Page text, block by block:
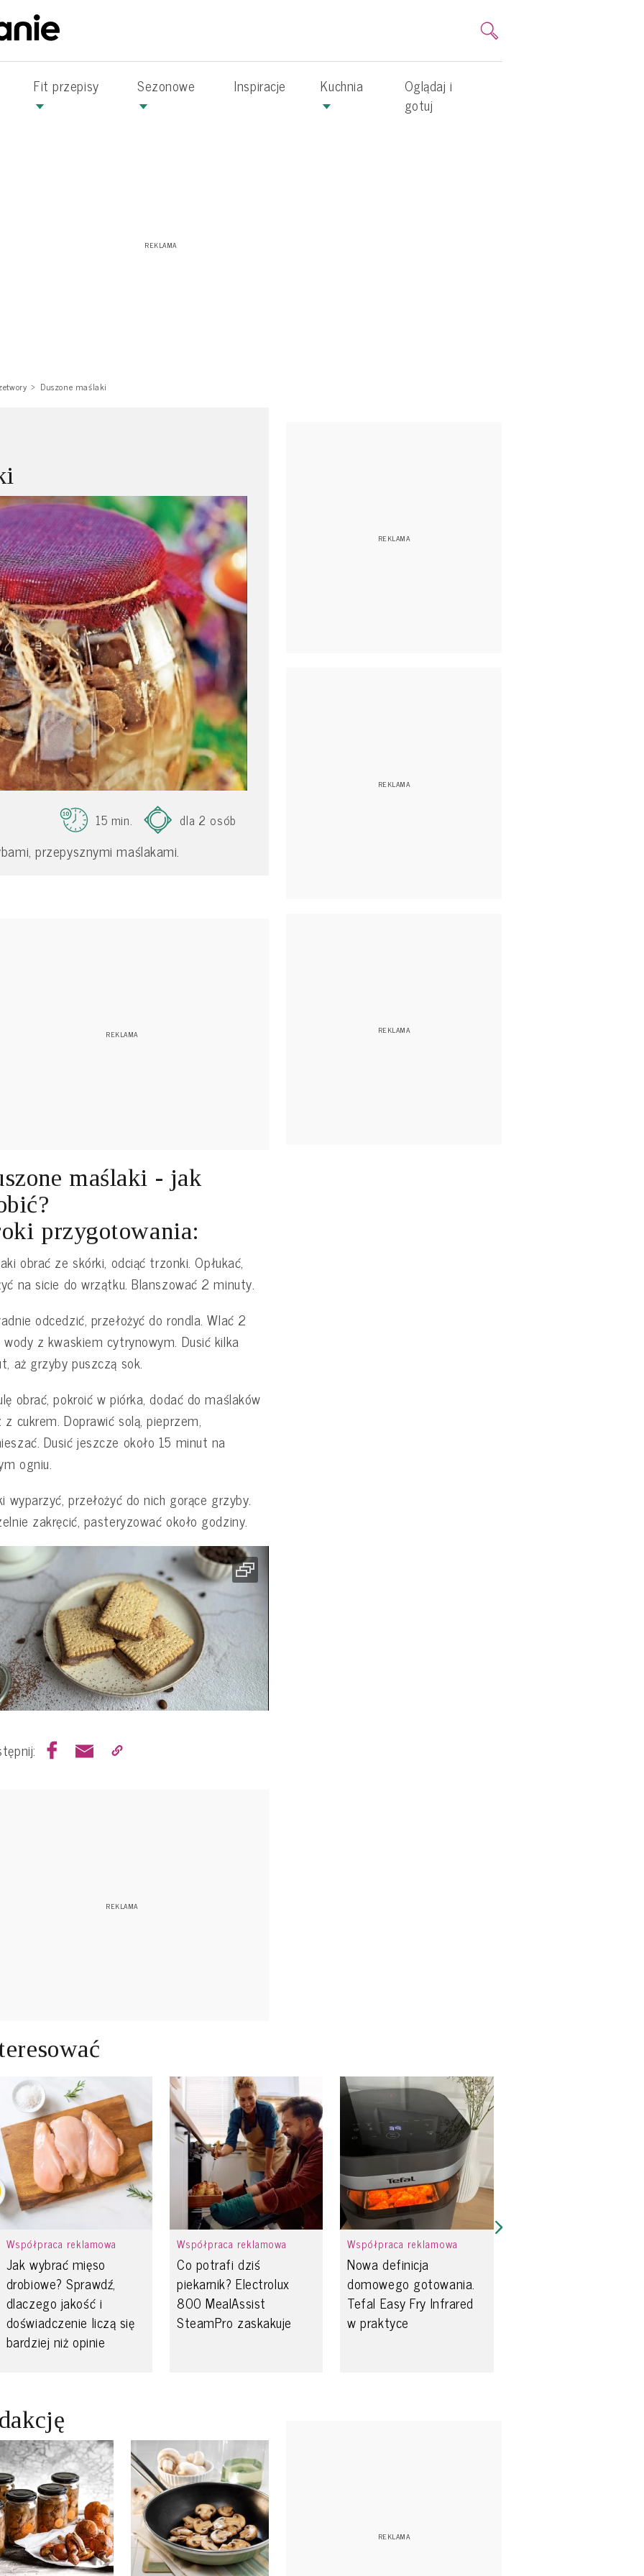
Fit przepisy Sezonowe Inspiracje Kuchnia
Oglądaj i
gotuj
Duszone maślaki
15 min. dla 2 osób
przepysznymi maślakami.
maślaki - jak
przygotowania:
obrać ze skórki, odciąć trzonki. Opłukać,
na sicie do wrzątku. Blanszować 2 minuty.
odcedzić, przełożyć do rondla. Wlać 2
wody z kwaskiem cytrynowym. Dusić kilka
aż grzyby puszczą sok.
obrać, pokroić w piórka, dodać do maślaków
z cukrem. Doprawić solą, pieprzem,
Dusić jeszcze około 15 minut na
ogniu.
wyparzyć, przełożyć do nich gorące grzyby.
zakręcić, pasteryzować około godziny.
Współpraca reklamowa
Jak wybrać mięso
drobiowe? Sprawdź,
dlaczego jakość i
doświadczenie liczą się
bardziej niż opinie
Współpraca reklamowa
Co potrafi dziś
piekarnik? Electrolux
800 MealAssist
SteamPro zaskakuje
Współpraca reklamowa
Nowa definicja
domowego gotowania.
Tefal Easy Fry Infrared
w praktyce